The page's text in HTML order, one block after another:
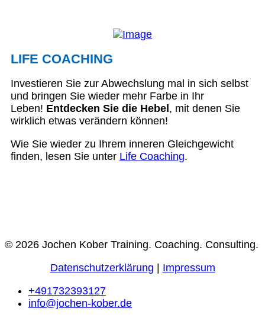
LIFE COACHING
Investieren Sie zur Abwechslung mal in sich selbst
und bringen Sie wieder mehr Farbe in Ihr
Leben! Entdecken Sie die Hebel , mit denen Sie
wirklich etwas verändern können!
Wie Sie wieder zu Ihrem inneren Gleichgewicht
finden, lesen Sie unter Life Coaching.
© 2026 Jochen Kober Training. Coaching. Consulting.
Datenschutzerklärung
Impressum
+491732393127
info@jochen-kober.de